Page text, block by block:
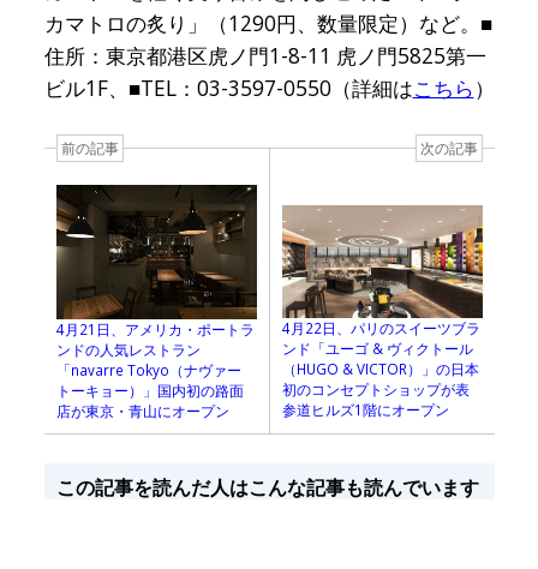
カマトロの炙り」（1290円、数量限定）など。■
住所：東京都港区虎ノ門1-8-11 虎ノ門5825第一
ビル1F、■TEL：03-3597-0550（詳細はこちら）
前の記事
4月21日、アメリカ・ポートラ
ンドの人気レストラン
「navarre Tokyo（ナヴァー
トーキョー）」国内初の路面
店が東京・青山にオープン
次の記事
4月22日、パリのスイーツブラ
ンド「ユーゴ & ヴィクトール
（HUGO & VICTOR）」の日本
初のコンセプトショップが表
参道ヒルズ1階にオープン
この記事を読んだ人はこんな記事も読んでいます